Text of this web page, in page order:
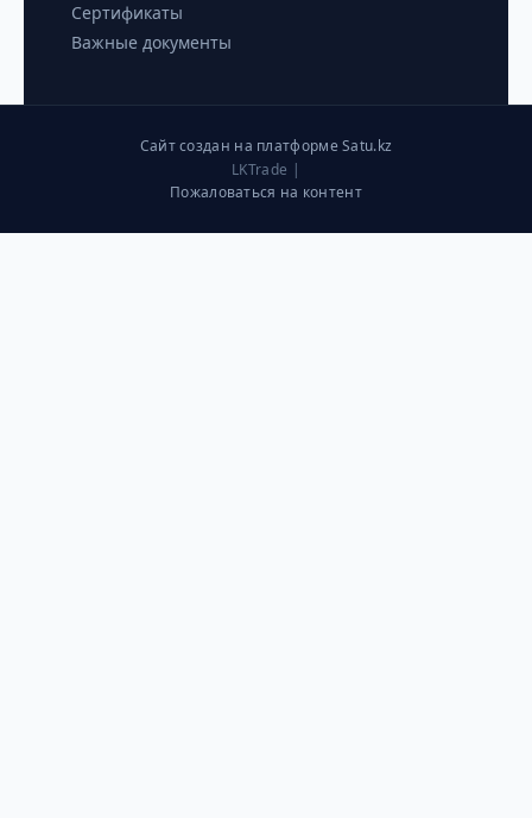
Сертификаты
Важные документы
Сайт создан на платформе Satu.kz
LKTrade |
Пожаловаться на контент